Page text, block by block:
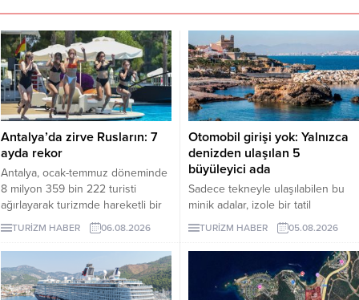
Antalya’da zirve Rusların: 7
ayda rekor
Antalya, ocak-temmuz döneminde
8 milyon 359 bin 222 turisti
ağırlayarak turizmde hareketli bir
dönemi geride bıraktı. 1 milyon
979 bin ziyaretçiyle listenin ilk
sırasında yer alan Ruslar, kente
gelen her 4 turistten birini
oluşturdu.
TURİZM HABER 06.08.2026
Otomobil girişi yok: Yalnızca
denizden ulaşılan 5
büyüleyici ada
Sadece tekneyle ulaşılabilen bu
minik adalar, izole bir tatil
arayanlara eşsiz deneyimler
sunuyor. Peki, bu adaları farklı
kılan özellikler nelerdir? İşte
TURİZM HABER 05.08.2026